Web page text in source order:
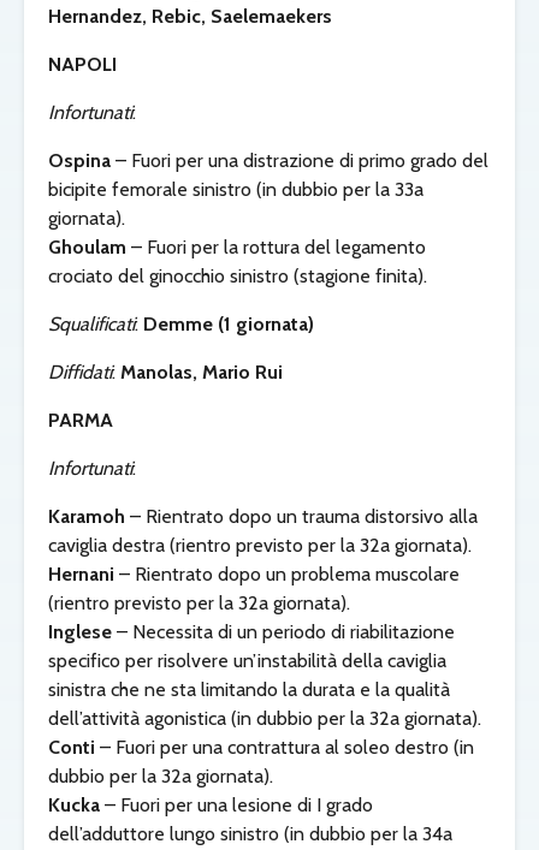
Hernandez, Rebic, Saelemaekers
NAPOLI
Infortunati:
Ospina – Fuori per una distrazione di primo grado del
bicipite femorale sinistro (in dubbio per la 33a
giornata).
Ghoulam – Fuori per la rottura del legamento
crociato del ginocchio sinistro (stagione finita).
Squalificati: Demme (1 giornata)
Diffidati: Manolas, Mario Rui
PARMA
Infortunati:
Karamoh – Rientrato dopo un trauma distorsivo alla
caviglia destra (rientro previsto per la 32a giornata).
Hernani – Rientrato dopo un problema muscolare
(rientro previsto per la 32a giornata).
Inglese – Necessita di un periodo di riabilitazione
specifico per risolvere un’instabilità della caviglia
sinistra che ne sta limitando la durata e la qualità
dell’attività agonistica (in dubbio per la 32a giornata).
Conti – Fuori per una contrattura al soleo destro (in
dubbio per la 32a giornata).
Kucka – Fuori per una lesione di I grado
dell’adduttore lungo sinistro (in dubbio per la 34a